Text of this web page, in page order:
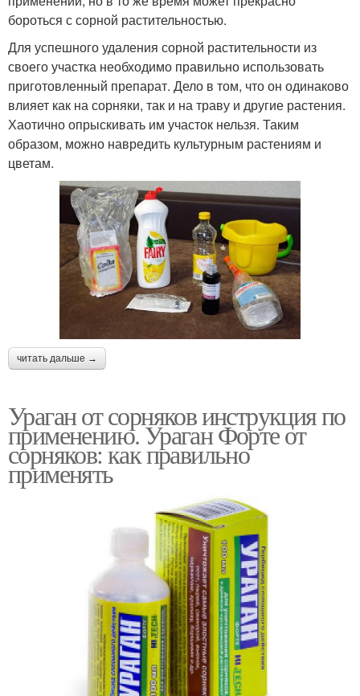
бороться с сорной растительностью.
Для успешного удаления сорной растительности из
своего участка необходимо правильно использовать
приготовленный препарат. Дело в том, что он одинаково
влияет как на сорняки, так и на траву и другие растения.
Хаотично опрыскивать им участок нельзя. Таким
образом, можно навредить культурным растениям и
цветам.
читать дальше →
Ураган от сорняков инструкция по
применению. Ураган Форте от
сорняков: как правильно
применять